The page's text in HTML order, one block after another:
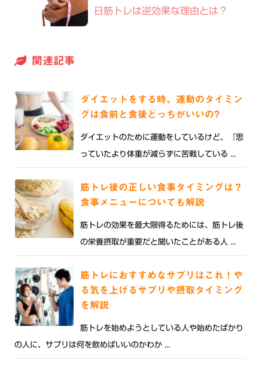
日筋トレは逆効果な理由とは？
関連記事
ダイエットをする時、運動のタイミン
グは食前と食後どっちがいいの?
ダイエットのために運動をしているけど、『思
っていたより体重が減らずに苦戦している ...
筋トレ後の正しい食事タイミングは？
食事メニューについても解説
筋トレの効果を最大限得るためには、筋トレ後
の栄養摂取が重要だと聞いたことがある人 ...
筋トレにおすすめなサプリはこれ！や
る気を上げるサプリや摂取タイミング
を解説
筋トレを始めようとしている人や始めたばかり
の人に、サプリは何を飲めばいいのかわか ...